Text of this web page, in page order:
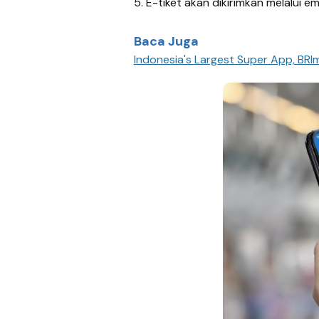
Baca Juga
Indonesia's Largest Super App,